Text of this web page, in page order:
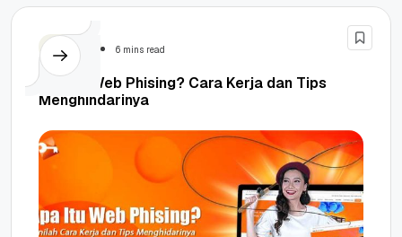
Security 6 mins read
Apa Itu Web Phising? Cara Kerja dan Tips
Menghindarinya